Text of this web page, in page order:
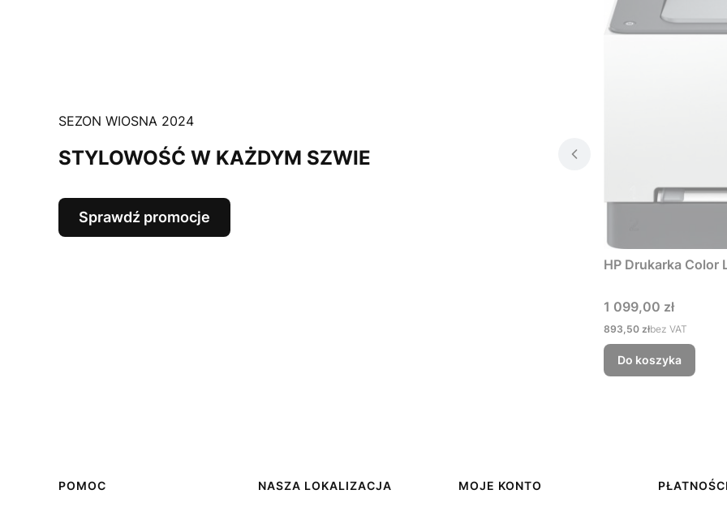
SEZON WIOSNA 2024
STYLOWOŚĆ W KAŻDYM SZWIE
Sprawdź promocje
HP
Cena
1 099,00 zł
Cena
893,50 złbez VAT
Do koszyka
Linki w stopce
POMOC
NASZA LOKALIZACJA
MOJE KONTO